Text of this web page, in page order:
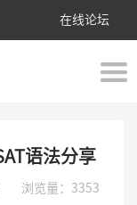
在线论坛
语法分享
浏览量：3353